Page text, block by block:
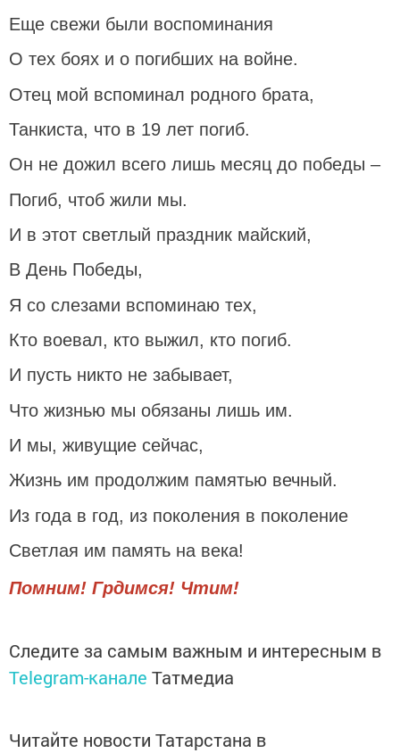
Еще свежи были воспоминания
О тех боях и о погибших на войне.
Отец мой вспоминал родного брата,
Танкиста, что в 19 лет погиб.
Он не дожил всего лишь месяц до победы –
Погиб, чтоб жили мы.
И в этот светлый праздник майский,
В День Победы,
Я со слезами вспоминаю тех,
Кто воевал, кто выжил, кто погиб.
И пусть никто не забывает,
Что жизнью мы обязаны лишь им.
И мы, живущие сейчас,
Жизнь им продолжим памятью вечный.
Из года в год, из поколения в поколение
Светлая им память на века!
Помним! Грдимся! Чтим!
Следите за самым важным и интересным в
Telegram-канале Татмедиа
Читайте новости Татарстана в